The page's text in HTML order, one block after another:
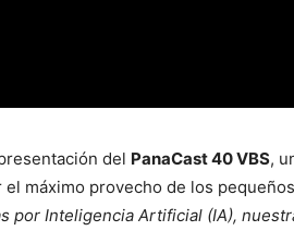
del PanaCast 40 VBS,
máximo provecho de los
por Inteligencia Artificial (IA),